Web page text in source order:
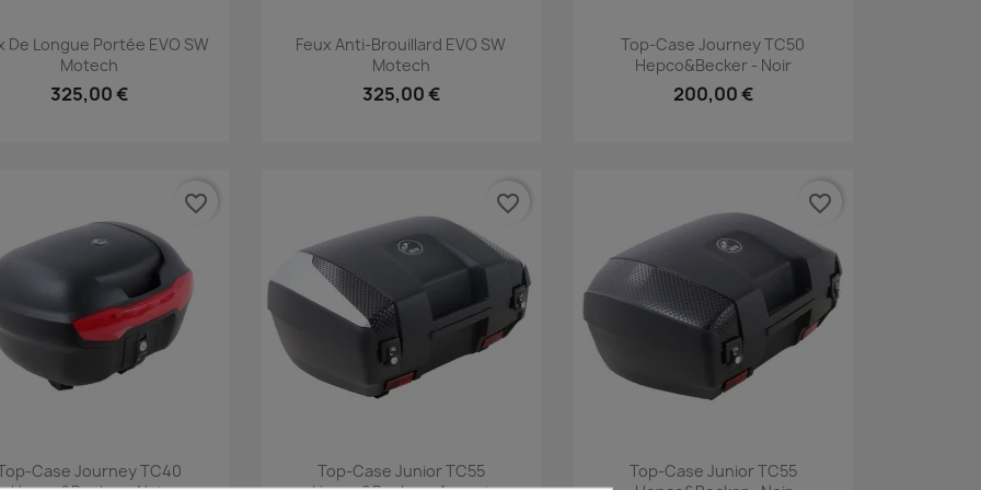
 Aperçu rapide
De Longue Portée EVO SW
Motech
325,00 €
Aperçu rapide
Feux Anti-Brouillard EVO SW
Motech
325,00 €
Aperçu rapide
Top-Case Journey TC50
Hepco&Becker - Noir
200,00 €
Aperçu rapide
Case Journey TC40
favorite_border
Aperçu rapide
Top-Case Junior TC55
favorite_border
Aperçu rapide
Top-Case Junior TC55
favorite_border